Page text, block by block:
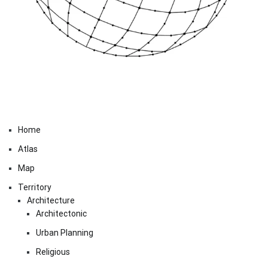
Home
Atlas
Map
Territory
Architecture
Architectonic
Urban Planning
Religious